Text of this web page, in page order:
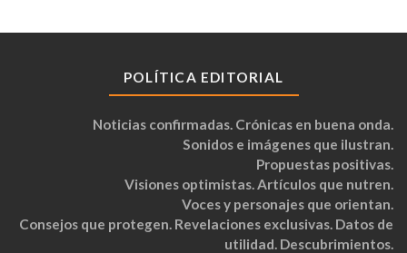
POLÍTICA EDITORIAL
Noticias confirmadas. Crónicas en buena onda.
Sonidos e imágenes que ilustran.
Propuestas positivas.
Visiones optimistas. Artículos que nutren.
Voces y personajes que orientan.
Consejos que protegen. Revelaciones exclusivas. Datos de
utilidad. Descubrimientos.